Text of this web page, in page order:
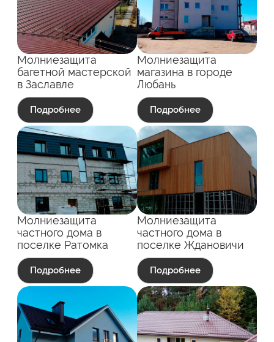
Молниезащита
багетной мастерской
в Заславле
Подробнее
Молниезащита
магазина в городе
Любань
Подробнее
Молниезащита
частного дома в
поселке Ратомка
Подробнее
Молниезащита
частного дома в
поселке Ждановичи
Подробнее